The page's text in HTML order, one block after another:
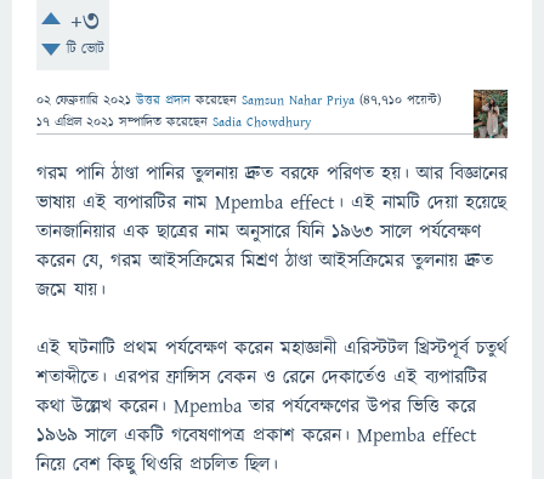
+3
টি ভোট
02 ফেব্রুয়ারি 2021 উত্তর প্রদান করেছেন Samsun Nahar Priya (47,710 পয়েন্ট)
17 এপ্রিল 2021 সম্পাদিত করেছেন Sadia Chowdhury
গরম পানি ঠাণ্ডা পানির তুলনায় দ্রুত বরফে পরিণত হয়। আর বিজ্ঞানের
ভাষায় এই ব্যপারটির নাম Mpemba effect। এই নামটি দেয়া হয়েছে
তানজানিয়ার এক ছাত্রের নাম অনুসারে যিনি ১৯৬৩ সালে পর্যবেক্ষণ
করেন যে, গরম আইসক্রিমের মিশ্রণ ঠাণ্ডা আইসক্রিমের তুলনায় দ্রুত
জমে যায়।
এই ঘটনাটি প্রথম পর্যবেক্ষণ করেন মহাজ্ঞানী এরিস্টটল খ্রিস্টপূর্ব চতুর্থ
শতাব্দীতে। এরপর ফ্রান্সিস বেকন ও রেনে দেকার্তেও এই ব্যপারটির
কথা উল্লেখ করেন। Mpemba তার পর্যবেক্ষণের উপর ভিত্তি করে
১৯৬৯ সালে একটি গবেষণাপত্র প্রকাশ করেন। Mpemba effect
নিয়ে বেশ কিছু থিওরি প্রচলিত ছিল।